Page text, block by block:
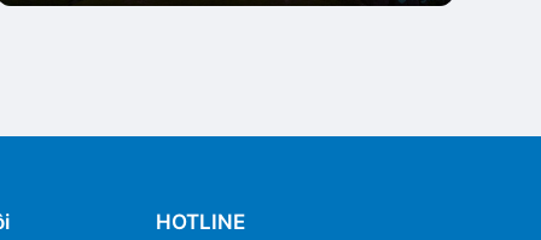
HOTLINE